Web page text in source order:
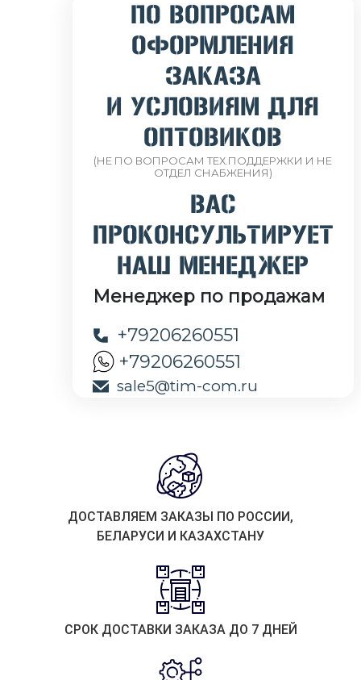
ПО ВОПРОСАМ
ОФОРМЛЕНИЯ
ЗАКАЗА
И УСЛОВИЯМ ДЛЯ
ОПТОВИКОВ
(НЕ ПО ВОПРОСАМ ТЕХ.ПОДДЕРЖКИ И НЕ
ОТДЕЛ СНАБЖЕНИЯ)
ВАС
ПРОКОНСУЛЬТИРУЕТ
НАШ МЕНЕДЖЕР
Менеджер по продажам
+79206260551
+79206260551
sale5@tim-com.ru
ДОСТАВЛЯЕМ ЗАКАЗЫ ПО РОССИИ,
БЕЛАРУСИ И КАЗАХСТАНУ
СРОК ДОСТАВКИ ЗАКАЗА ДО 7 ДНЕЙ